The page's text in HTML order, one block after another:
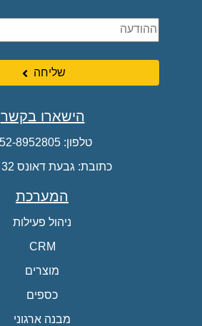
שליחה
הישארו בקשר
טלפון:
כתובת: גבעת דאונס 32 חיפה
המערכת
ניהול פעילות
CRM
מוצרים
כספים
מבנה ארגוני